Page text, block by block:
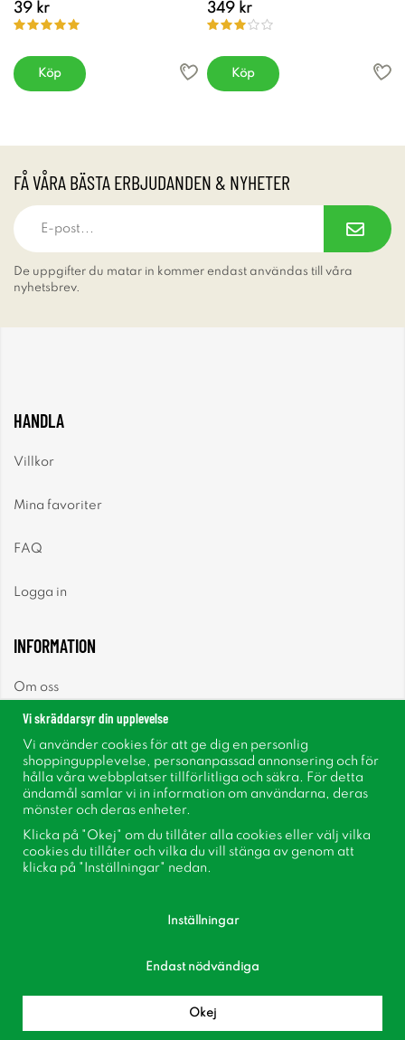
39 kr
Köp
349 kr
Köp
FÅ VÅRA BÄSTA ERBJUDANDEN & NYHETER
De uppgifter du matar in kommer endast användas till våra
nyhetsbrev.
HANDLA
Villkor
Mina favoriter
FAQ
Logga in
INFORMATION
Om oss
Nyhetsbrev
Om cookies
Inspiration
Bli medlem i vår kundklubb!
Vi skräddarsyr din upplevelse
Vi använder cookies för att ge dig en personlig
shoppingupplevelse, personanpassad annonsering och för
hålla våra webbplatser tillförlitliga och säkra. För detta
ändamål samlar vi in information om användarna, deras
mönster och deras enheter.
Klicka på "Okej" om du tillåter alla cookies eller välj vilka
cookies du tillåter och vilka du vill stänga av genom att
klicka på "Inställningar" nedan.
Inställningar
Endast nödvändiga
Okej